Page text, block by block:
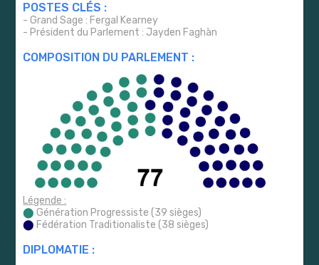
POSTES CLÉS :
- Grand Sage : Fergal Kearney
- Président du Parlement : Jayden Faghàn
COMPOSITION DU PARLEMENT :
Légende :
⬤ Génération Progressiste (39 sièges)
⬤ Fédération Traditionaliste (38 sièges)
DIPLOMATIE :